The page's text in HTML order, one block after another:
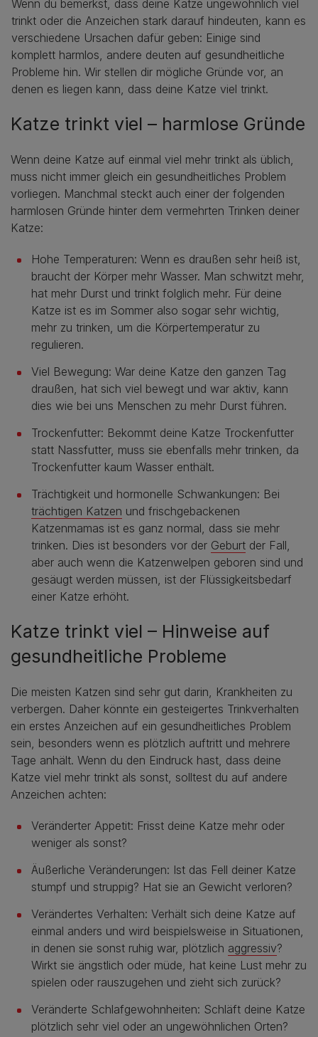
Wenn du bemerkst, dass deine Katze ungewöhnlich viel
trinkt oder die Anzeichen stark darauf hindeuten, kann es
verschiedene Ursachen dafür geben: Einige sind
komplett harmlos, andere deuten auf gesundheitliche
Probleme hin. Wir stellen dir mögliche Gründe vor, an
denen es liegen kann, dass deine Katze viel trinkt.
Katze trinkt viel – harmlose Gründe
Wenn deine Katze auf einmal viel mehr trinkt als üblich,
muss nicht immer gleich ein gesundheitliches Problem
vorliegen. Manchmal steckt auch einer der folgenden
harmlosen Gründe hinter dem vermehrten Trinken deiner
Katze:
Hohe Temperaturen: Wenn es draußen sehr heiß ist,
braucht der Körper mehr Wasser. Man schwitzt mehr,
hat mehr Durst und trinkt folglich mehr. Für deine
Katze ist es im Sommer also sogar sehr wichtig,
mehr zu trinken, um die Körpertemperatur zu
regulieren.
Viel Bewegung: War deine Katze den ganzen Tag
draußen, hat sich viel bewegt und war aktiv, kann
dies wie bei uns Menschen zu mehr Durst führen.
Trockenfutter: Bekommt deine Katze Trockenfutter
statt Nassfutter, muss sie ebenfalls mehr trinken, da
Trockenfutter kaum Wasser enthält.
Trächtigkeit und hormonelle Schwankungen: Bei
trächtigen Katzen und frischgebackenen
Katzenmamas ist es ganz normal, dass sie mehr
trinken. Dies ist besonders vor der Geburt der Fall,
aber auch wenn die Katzenwelpen geboren sind und
gesäugt werden müssen, ist der Flüssigkeitsbedarf
einer Katze erhöht.
Katze trinkt viel – Hinweise auf
gesundheitliche Probleme
Die meisten Katzen sind sehr gut darin, Krankheiten zu
verbergen. Daher könnte ein gesteigertes Trinkverhalten
ein erstes Anzeichen auf ein gesundheitliches Problem
sein, besonders wenn es plötzlich auftritt und mehrere
Tage anhält. Wenn du den Eindruck hast, dass deine
Katze viel mehr trinkt als sonst, solltest du auf andere
Anzeichen achten:
Veränderter Appetit: Frisst deine Katze mehr oder
weniger als sonst?
Äußerliche Veränderungen: Ist das Fell deiner Katze
stumpf und struppig? Hat sie an Gewicht verloren?
Verändertes Verhalten: Verhält sich deine Katze auf
einmal anders und wird beispielsweise in Situationen,
in denen sie sonst ruhig war, plötzlich aggressiv?
Wirkt sie ängstlich oder müde, hat keine Lust mehr zu
spielen oder rauszugehen und zieht sich zurück?
Veränderte Schlafgewohnheiten: Schläft deine Katze
plötzlich sehr viel oder an ungewöhnlichen Orten?